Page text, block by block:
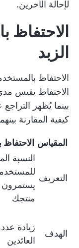
لإحالة الآخرين.
الاحتفاظ
الزبد
الاحتفاظ
الاحتفاظ يقيس
بينما يُظهر
كيفية المقارنة
المقياس
التعريف
النسبة
منتجك
الهدف
زيادة
العائدين